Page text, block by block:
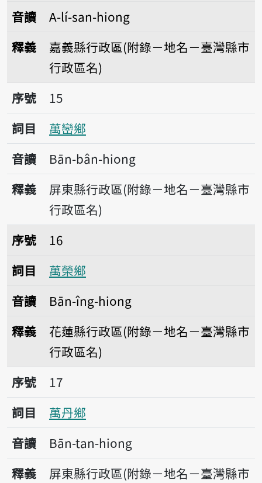
音讀
A-lí-san-hiong
釋義
嘉義縣行政區(附錄－地名－臺灣縣市
行政區名)
序號15萬巒鄉
序號
15
詞目
萬巒鄉
音讀
Bān-bân-hiong
釋義
屏東縣行政區(附錄－地名－臺灣縣市
行政區名)
序號16萬榮鄉
序號
16
詞目
萬榮鄉
音讀
Bān-îng-hiong
釋義
花蓮縣行政區(附錄－地名－臺灣縣市
行政區名)
序號17萬丹鄉
序號
17
詞目
萬丹鄉
音讀
Bān-tan-hiong
釋義
屏東縣行政區(附錄－地名－臺灣縣市